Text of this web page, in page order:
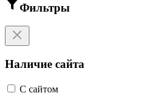
Фильтры
Наличие сайта
С сайтом